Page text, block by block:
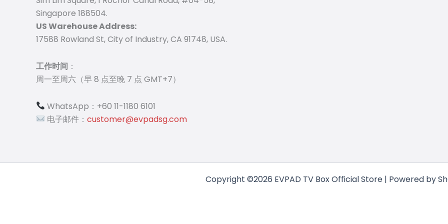
Singapore 188504.
US Warehouse Address:
17588 Rowland St, City of Industry, CA 91748, USA.
工作时间 ：
周一至周六（早 8 点至晚 7 点 GMT+7）
WhatsApp：+60 11-1180 6101
电子邮件：customer@evpadsg.com
Copyright ©2026 EVPAD TV Box Official Store | Powered by